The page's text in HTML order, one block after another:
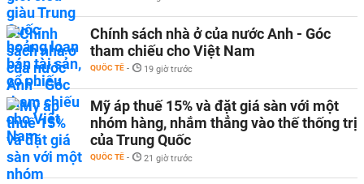
Chính sách nhà ở của nước Anh - Góc
tham chiếu cho Việt Nam
QUỐC TẾ - 19 giờ trước
Mỹ áp thuế 15% và đặt giá sàn với một
nhóm hàng, nhắm thẳng vào thế thống trị
của Trung Quốc
QUỐC TẾ - 21 giờ trước